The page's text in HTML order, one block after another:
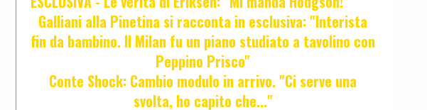
Galliani alla Pinetina si racconta in esclusiva: "Interista
fin da bambino. Il Milan fu un piano studiato a tavolino con
Peppino Prisco"
Conte Shock: Cambio modulo in arrivo. "Ci serve una
svolta, ho capito che..."